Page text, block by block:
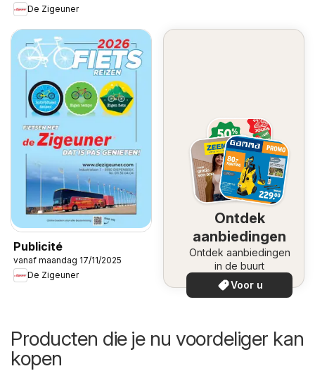
De Zigeuner
Publicité
vanaf maandag 17/11/2025
De Zigeuner
Ontdek
aanbiedingen
Ontdek aanbiedingen
in de buurt
Voor u
Producten die je nu voordeliger kan
kopen